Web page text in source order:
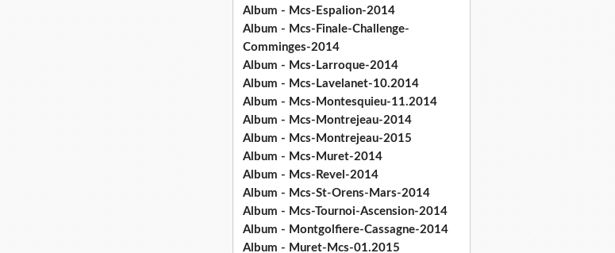
Album - Mcs-Espalion-2014
Album - Mcs-Finale-Challenge-
Comminges-2014
Album - Mcs-Larroque-2014
Album - Mcs-Lavelanet-10.2014
Album - Mcs-Montesquieu-11.2014
Album - Mcs-Montrejeau-2014
Album - Mcs-Montrejeau-2015
Album - Mcs-Muret-2014
Album - Mcs-Revel-2014
Album - Mcs-St-Orens-Mars-2014
Album - Mcs-Tournoi-Ascension-2014
Album - Montgolfiere-Cassagne-2014
Album - Muret-Mcs-01.2015